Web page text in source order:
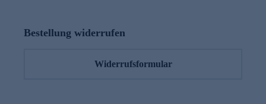
Bestellung widerrufen
Widerrufsformular